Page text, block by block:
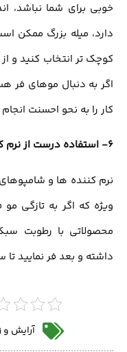
خوبی برای شما نباشد،
دارد، میله بزرگ ممکن
کوچک تر انتخاب کنید و
اگر به دنبال موهای فر
کار را به نحو احسنت
6- استفاده درست از نرم کننده ها و شامپوها، مهم است
نرم کننده ها و
ویژه که اگر به تازگی
محصولاتی با رطوبت
داشته و بعد فر نمایید
آرایش و